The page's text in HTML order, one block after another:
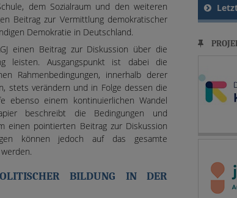
dem Sozialraum und den weiteren
Beitrag zur Vermittlung demokratischer
Demokratie in Deutschland.
einen Beitrag zur Diskussion über die
leisten. Ausgangspunkt ist dabei die
Rahmenbedingungen, innerhalb derer
stets verändern und in Folge dessen die
ebenso einem kontinuierlichen Wandel
beschreibt die Bedingungen und
einen pointierten Beitrag zur Diskussion
können jedoch auf das gesamte
BILDUNG IN DER